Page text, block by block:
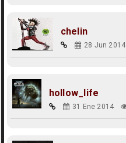
chelin
28 Jun 2014
hollow_life
31 Ene 2014